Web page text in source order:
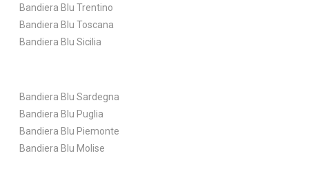
Bandiera Blu Trentino
Bandiera Blu Toscana
Bandiera Blu Sicilia
Bandiera Blu Sardegna
Bandiera Blu Puglia
Bandiera Blu Piemonte
Bandiera Blu Molise